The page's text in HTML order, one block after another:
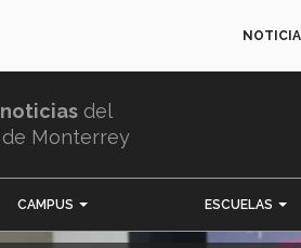
del
Monterrey
CAMPUS ESCUELAS